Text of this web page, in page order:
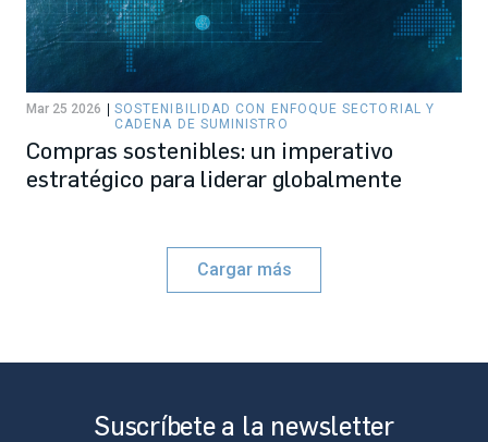
Mar 25 2026
SOSTENIBILIDAD CON ENFOQUE SECTORIAL Y
CADENA DE SUMINISTRO
Compras sostenibles: un imperativo
estratégico para liderar globalmente
Cargar más
Suscríbete a la newsletter